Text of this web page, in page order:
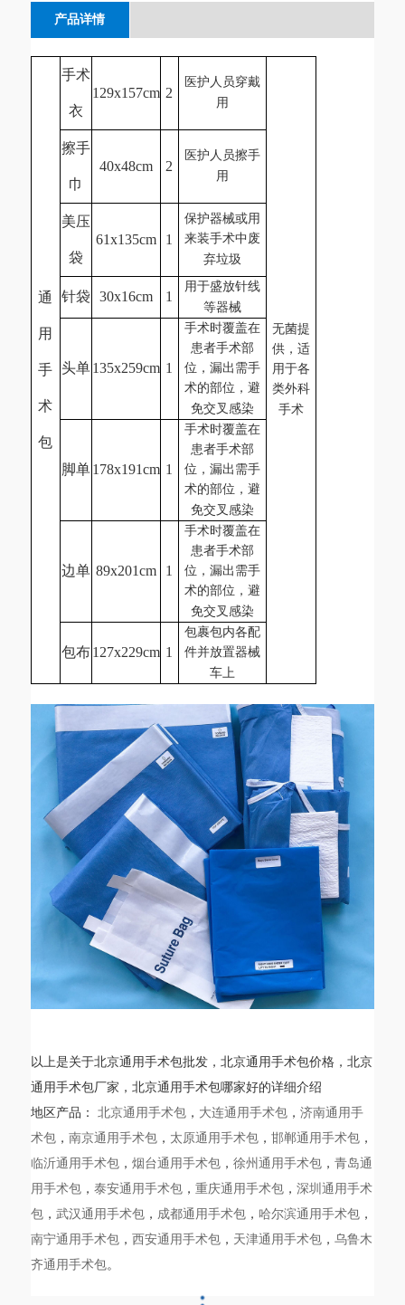
产品详情
通
用
手
术
包
手术
衣
129x157cm 2
医护人员穿戴
用
无菌提
供，适
用于各
类外科
手术
擦手
巾
40x48cm 2
医护人员擦手
用
美压
袋
61x135cm 1
保护器械或用
来装手术中废
弃垃圾
针袋 30x16cm 1
用于盛放针线
等器械
头单 135x259cm 1
手术时覆盖在
患者手术部
位，漏出需手
术的部位，避
免交叉感染
脚单 178x191cm 1
手术时覆盖在
患者手术部
位，漏出需手
术的部位，避
免交叉感染
边单 89x201cm 1
手术时覆盖在
患者手术部
位，漏出需手
术的部位，避
免交叉感染
包布 127x229cm 1
包裹包内各配
件并放置器械
车上
以上是关于北京通用手术包批发，北京通用手术包价格，北京
通用手术包厂家，北京通用手术包哪家好的详细介绍
地区产品： 北京通用手术包， 大连通用手术包， 济南通用手
术包， 南京通用手术包， 太原通用手术包， 邯郸通用手术包，
临沂通用手术包， 烟台通用手术包， 徐州通用手术包， 青岛通
用手术包， 泰安通用手术包， 重庆通用手术包， 深圳通用手术
包， 武汉通用手术包， 成都通用手术包， 哈尔滨通用手术包，
南宁通用手术包， 西安通用手术包， 天津通用手术包， 乌鲁木
齐通用手术包。